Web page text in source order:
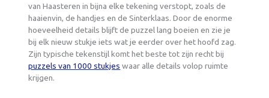
van Haasteren in bijna elke tekening verstopt, zoals de
haaienvin, de handjes en de Sinterklaas. Door de enorme
hoeveelheid details blijft de puzzel lang boeien en zie je
bij elk nieuw stukje iets wat je eerder over het hoofd zag.
Zijn typische tekenstijl komt het beste tot zijn recht bij
puzzels van 1000 stukjes waar alle details volop ruimte
krijgen.